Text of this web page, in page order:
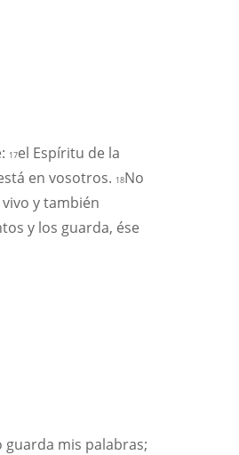
17el Espíritu de la
en vosotros. 18No
y también
y los guarda, ése
guarda mis palabras;